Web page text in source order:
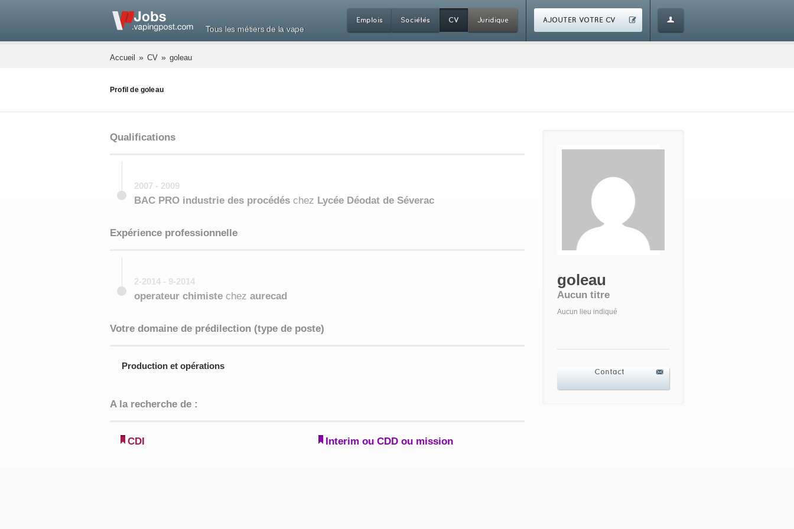
Tous les métiers de la vape
Emplois Sociétés CV Juridique AJOUTER VOTRE CV
Accueil » CV » goleau
Profil de goleau
Qualifications
2007 - 2009
BAC PRO industrie des procédés chez Lycée Déodat de Séverac
Expérience professionnelle
2-2014 - 9-2014
operateur chimiste chez aurecad
Votre domaine de prédilection (type de poste)
Production et opérations
A la recherche de :
CDI Interim ou CDD ou mission
goleau
Aucun titre
Aucun lieu indiqué
Contact